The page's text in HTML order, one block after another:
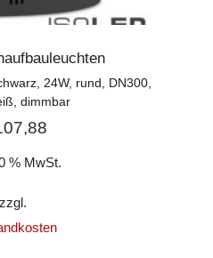
24W, rund, DN300,
dimmbar
% MwSt.
zzgl.